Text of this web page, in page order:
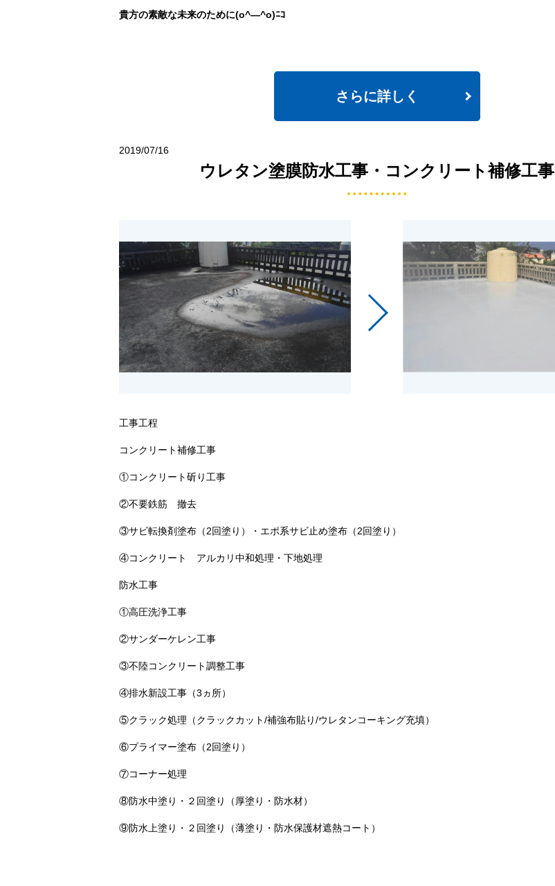
貴方の素敵な未来のために(o^―^o)ﾆｺ
さらに詳しく
2019/07/16
ウレタン塗膜防水工事・コンクリート補修工事
工事工程
コンクリート補修工事
①コンクリート斫り工事
②不要鉄筋 撤去
③サビ転換剤塗布（2回塗り）・エポ系サビ止め塗布（2回塗り）
④コンクリート アルカリ中和処理・下地処理
防水工事
①高圧洗浄工事
②サンダーケレン工事
③不陸コンクリート調整工事
④排水新設工事（3ヵ所）
⑤クラック処理（クラックカット/補強布貼り/ウレタンコーキング充填）
⑥プライマー塗布（2回塗り）
⑦コーナー処理
⑧防水中塗り・２回塗り（厚塗り・防水材）
⑨防水上塗り・２回塗り（薄塗り・防水保護材遮熱コート）